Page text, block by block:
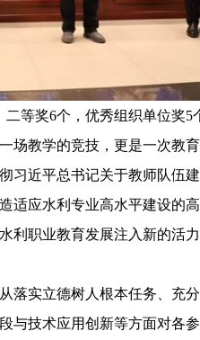
奖6个，优秀组织单位奖5
场教学的竞技，更是一次教
习近平总书记关于教师队伍
适应水利专业高水平建设的
利职业教育发展注入新的活
实立德树人根本任务、充
与技术应用创新等方面对各